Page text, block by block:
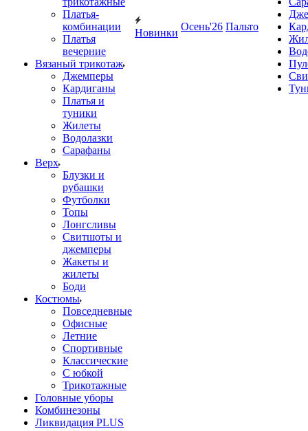
Платья-
комбинации
Платья
вечерние
Вязаный трикотаж
Джемперы
Кардиганы
Платья и
туники
Жилеты
Водолазки
Сарафаны
Верх
Блузки и
рубашки
Футболки
Топы
Лонгсливы
Свитшоты и
джемперы
Жакеты и
жилеты
Боди
Костюмы
Повседневные
Офисные
Летние
Спортивные
Классические
С юбкой
Трикотажные
Головные уборы
Комбинезоны
Ликвидация PLUS
Новинки
Осень'26 Пальто